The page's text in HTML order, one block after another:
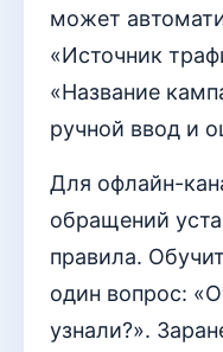
может
«Источник
«Название
ручной ввод и
Для офлайн-
обращений
правила.
один вопрос:
узнали?».